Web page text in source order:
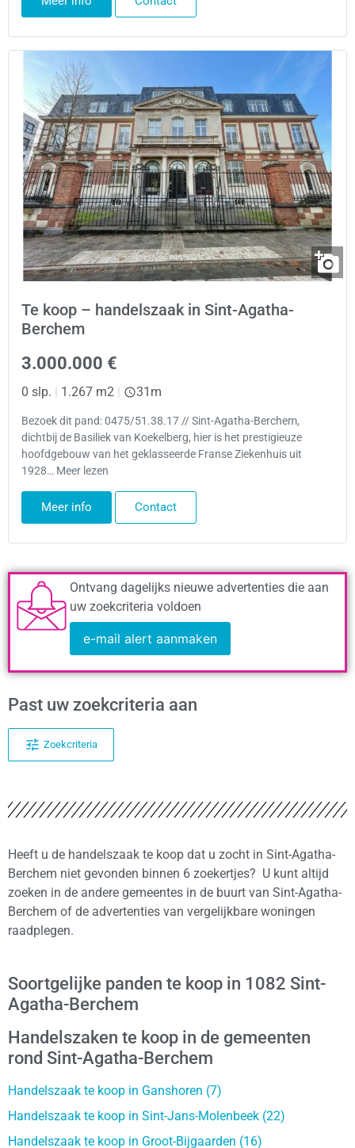
Te koop – handelszaak in Sint-Agatha-
Berchem
3.000.000 €
0 slp. | 1.267 m2 | 31m
Bezoek dit pand: 0475/51.38.17 // Sint-Agatha-Berchem,
dichtbij de Basiliek van Koekelberg, hier is het prestigieuze
hoofdgebouw van het geklasseerde Franse Ziekenhuis uit
1928… Meer lezen
Meer info Contact
Ontvang dagelijks nieuwe advertenties die aan
uw zoekcriteria voldoen
e-mail alert aanmaken
Past uw zoekcriteria aan
Zoekcriteria
Heeft u de handelszaak te koop dat u zocht in Sint-Agatha-
Berchem niet gevonden binnen 6 zoekertjes? U kunt altijd
zoeken in de andere gemeentes in de buurt van Sint-Agatha-
Berchem of de advertenties van vergelijkbare woningen
raadplegen.
Soortgelijke panden te koop in 1082 Sint-
Agatha-Berchem
Handelszaken te koop in de gemeenten
rond Sint-Agatha-Berchem
Handelszaak te koop in Ganshoren (7)
Handelszaak te koop in Sint-Jans-Molenbeek (22)
Handelszaak te koop in Groot-Bijgaarden (16)